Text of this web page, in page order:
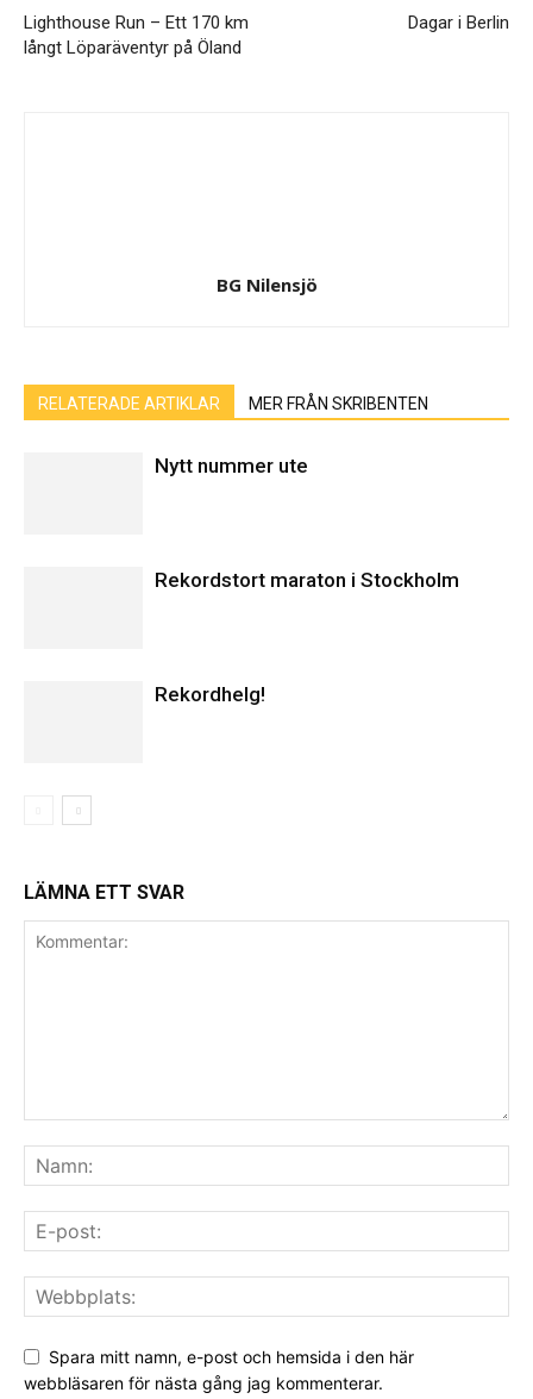
Lighthouse Run – Ett 170 km
långt Löparäventyr på Öland
Dagar i Berlin
BG Nilensjö
RELATERADE ARTIKLAR MER FRÅN SKRIBENTEN
Nytt nummer ute
Rekordstort maraton i Stockholm
Rekordhelg!
LÄMNA ETT SVAR
Spara mitt namn, e-post och hemsida i den här
webbläsaren för nästa gång jag kommenterar.